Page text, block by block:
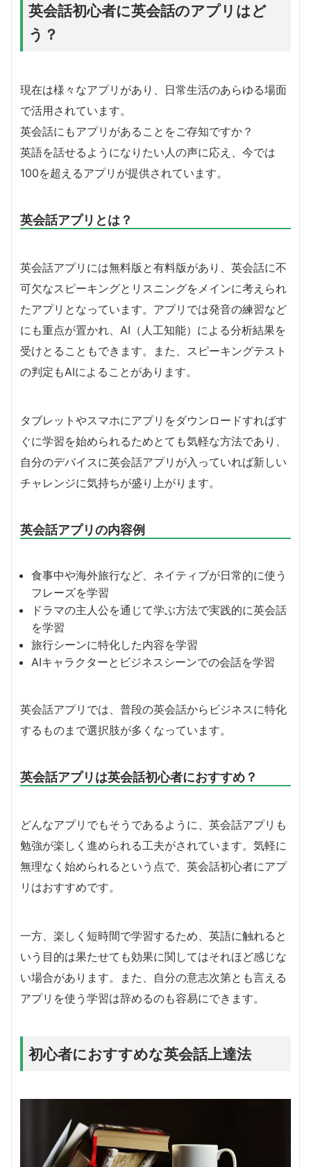
英会話初心者に英会話のアプリはど
う？
現在は様々なアプリがあり、日常生活のあらゆる場面
で活用されています。
英会話にもアプリがあることをご存知ですか？
英語を話せるようになりたい人の声に応え、今では
100を超えるアプリが提供されています。
英会話アプリとは？
英会話アプリには無料版と有料版があり、英会話に不
可欠なスピーキングとリスニングをメインに考えられ
たアプリとなっています。アプリでは発音の練習など
にも重点が置かれ、AI（人工知能）による分析結果を
受けとることもできます。また、スピーキングテスト
の判定もAIによることがあります。
タブレットやスマホにアプリをダウンロードすればす
ぐに学習を始められるためとても気軽な方法であり、
自分のデバイスに英会話アプリが入っていれば新しい
チャレンジに気持ちが盛り上がります。
英会話アプリの内容例
食事中や海外旅行など、ネイティブが日常的に使う
フレーズを学習
ドラマの主人公を通じて学ぶ方法で実践的に英会話
を学習
旅行シーンに特化した内容を学習
AIキャラクターとビジネスシーンでの会話を学習
英会話アプリでは、普段の英会話からビジネスに特化
するものまで選択肢が多くなっています。
英会話アプリは英会話初心者におすすめ？
どんなアプリでもそうであるように、英会話アプリも
勉強が楽しく進められる工夫がされています。気軽に
無理なく始められるという点で、英会話初心者にアプ
リはおすすめです。
一方、楽しく短時間で学習するため、英語に触れると
いう目的は果たせても効果に関してはそれほど感じな
い場合があります。また、自分の意志次第とも言える
アプリを使う学習は辞めるのも容易にできます。
初心者におすすめな英会話上達法